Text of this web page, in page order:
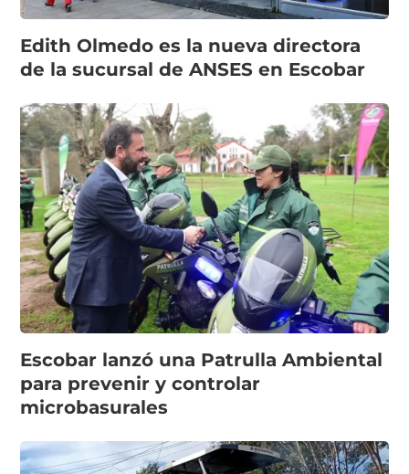
Edith Olmedo es la nueva directora
de la sucursal de ANSES en Escobar
Escobar lanzó una Patrulla Ambiental
para prevenir y controlar
microbasurales